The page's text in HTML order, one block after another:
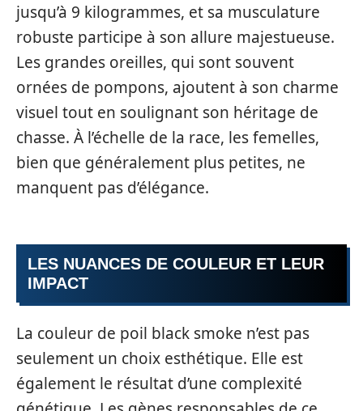
jusqu’à 9 kilogrammes, et sa musculature
robuste participe à son allure majestueuse.
Les grandes oreilles, qui sont souvent
ornées de pompons, ajoutent à son charme
visuel tout en soulignant son héritage de
chasse. À l’échelle de la race, les femelles,
bien que généralement plus petites, ne
manquent pas d’élégance.
LES NUANCES DE COULEUR ET LEUR
IMPACT
La couleur de poil black smoke n’est pas
seulement un choix esthétique. Elle est
également le résultat d’une complexité